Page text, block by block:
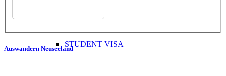
STUDENT VISA
Auswandern Neuseeland